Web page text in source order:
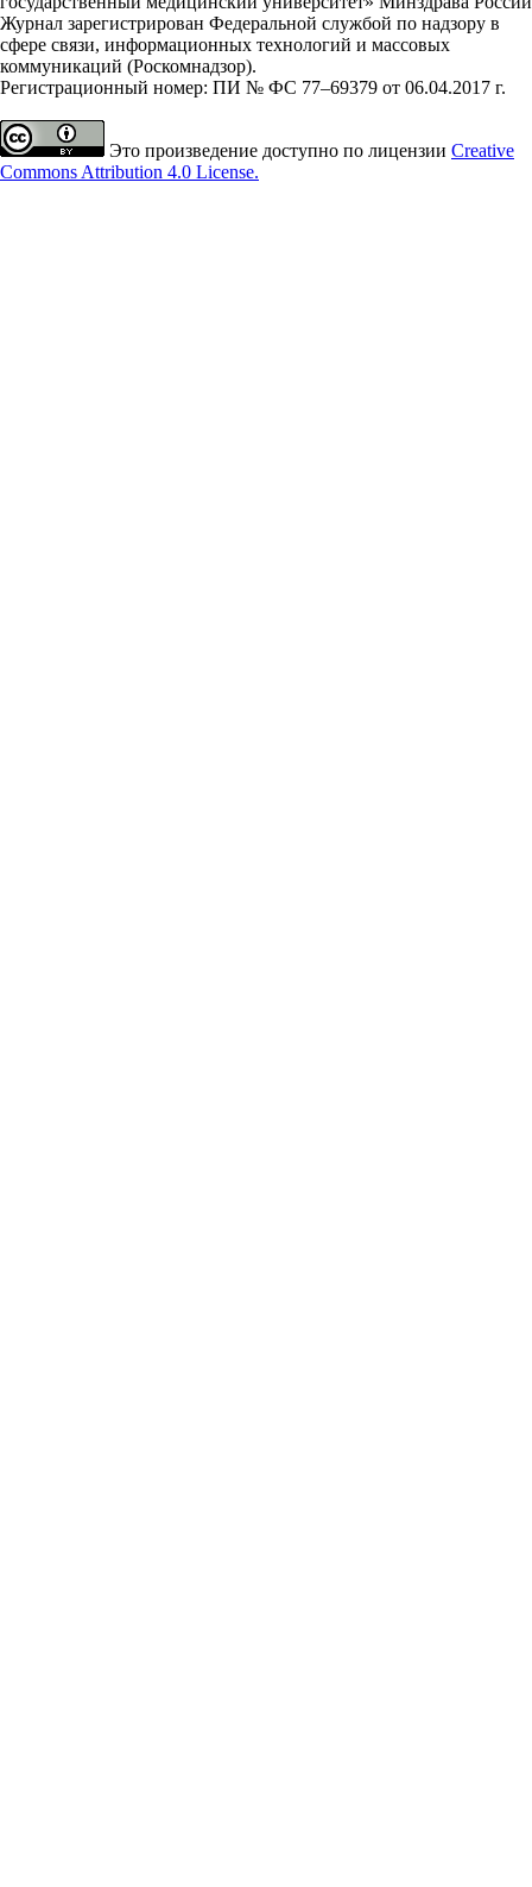
Журнал зарегистрирован Федеральной службой по надзору в
сфере связи, информационных технологий и массовых
коммуникаций (Роскомнадзор).
Регистрационный номер: ПИ № ФС 77–69379 от 06.04.2017 г.
Это произведение доступно по лицензии Creative
Commons Attribution 4.0 License.